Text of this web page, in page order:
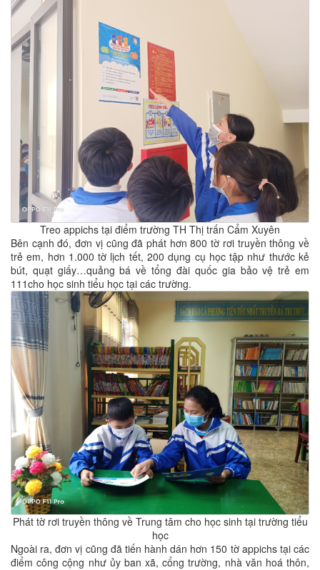
Treo appichs tại điểm trường TH Thị trấn Cẩm Xuyên
Bên cạnh đó, đơn vị cũng đã phát hơn 800 tờ rơi truyền thông về
trẻ em, hơn 1.000 tờ lịch tết, 200 dụng cụ học tập như thước kẻ
bút, quạt giấy…quảng bá về tổng đài quốc gia bảo vệ trẻ em
111cho học sinh tiểu học tại các trường.
Phát tờ rơi truyền thông về Trung tâm cho học sinh tại trường tiểu
học
Ngoài ra, đơn vị cũng đã tiến hành dán hơn 150 tờ appichs tại các
điểm công cộng như ủy ban xã, cổng trường, nhà văn hoá thôn,